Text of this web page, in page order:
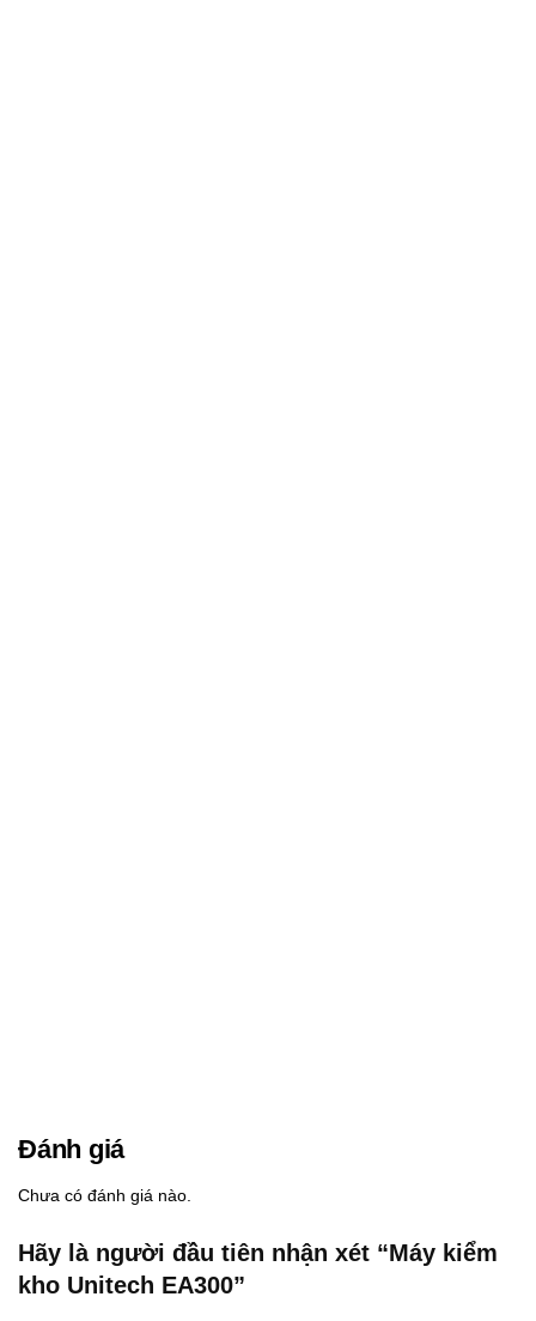
Đánh giá
Chưa có đánh giá nào.
Hãy là người đầu tiên nhận xét “Máy kiểm
kho Unitech EA300”